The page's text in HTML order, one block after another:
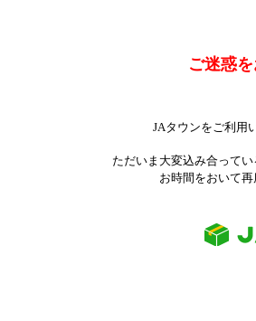
ご迷惑
JAタウンをご利用
ただいま大変込み合って
お時間をおいて